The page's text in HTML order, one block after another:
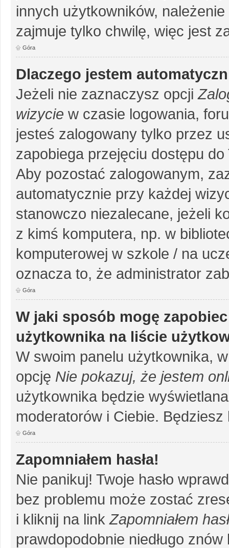
innych użytkowników,
zajmuje tylko chwilę, więc jest
Góra
Dlaczego jestem
Jeżeli nie zaznaczysz opcji
wizycie w czasie logowania,
jesteś zalogowany tylko przez
zapobiega przejęciu dostępu
Aby pozostać zalogowanym,
automatycznie przy każdej
stanowczo niezalecane, jeżeli
z kimś komputera, np. w
komputerowej w szkole / na
oznacza to, że administrator
Góra
W jaki sposób mogę
użytkownika na liście
W swoim panelu użytkownika,
opcję Nie pokazuj, że jestem
użytkownika będzie
moderatorów i Ciebie.
Góra
Zapomniałem hasła!
Nie panikuj! Twoje hasło
bez problemu może zostać
i kliknij na link Zapomniałem
prawdopodobnie niedługo